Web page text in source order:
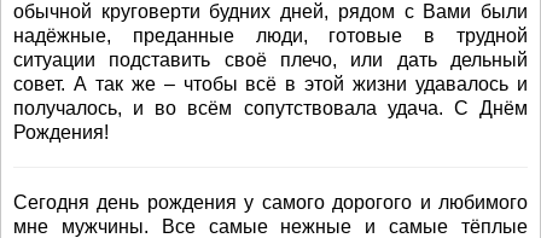
обычной круговерти будних дней, рядом с Вами были
надёжные, преданные люди, готовые в трудной
ситуации подставить своё плечо, или дать дельный
совет. А так же – чтобы всё в этой жизни удавалось и
получалось, и во всём сопутствовала удача. С Днём
Рождения!
Сегодня день рождения у самого дорогого и любимого
мне мужчины. Все самые нежные и самые тёплые